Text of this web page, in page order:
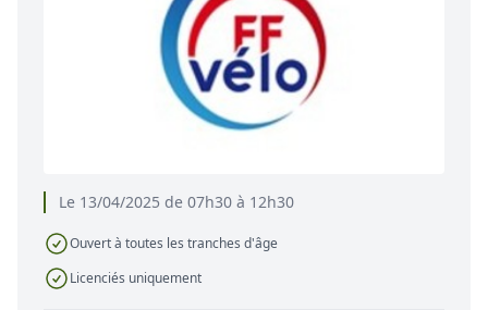
Le 13/04/2025 de 07h30 à 12h30
Ouvert à toutes les tranches d'âge
Licenciés uniquement